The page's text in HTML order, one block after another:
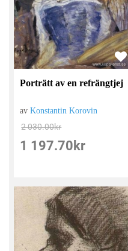
Porträtt av en refrängtjej
avKonstantin Korovin
2 030.00kr
1 197.70 kr